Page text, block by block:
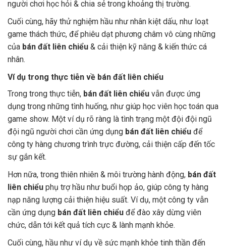
người chơi học hỏi & chia sẻ trong khoảng thị trường.
Cuối cùng, hãy thử nghiệm hầu như nhân kiệt dấu, như loạt
game thách thức, để phiêu dạt phương châm vô cùng những
của bán đất liên chiểu & cải thiện kỹ năng & kiến thức cá
nhân.
Ví dụ trong thực tiễn về bán đất liên chiểu
Trong trong thực tiễn, bán đất liên chiểu vẫn được ứng
dụng trong những tình huống, như giúp học viên học toán qua
game show. Một ví dụ rõ ràng là tình trạng một đội đội ngũ
đội ngũ người chơi cần ứng dụng bán đất liên chiểu để
công ty hàng chương trình trực đường, cải thiện cấp đến tốc
sự gắn kết.
Hơn nữa, trong thiên nhiên & môi trường hành động, bán đất
liên chiểu phụ trợ hầu như buổi họp ảo, giúp công ty hàng
nạp năng lượng cải thiện hiệu suất. Ví dụ, một công ty vẫn
cần ứng dụng bán đất liên chiểu để đào xây dừng viên
chức, dẫn tới kết quả tích cực & lành mạnh khỏe.
Cuối cùng, hầu như ví dụ về sức mạnh khỏe tinh thần đến